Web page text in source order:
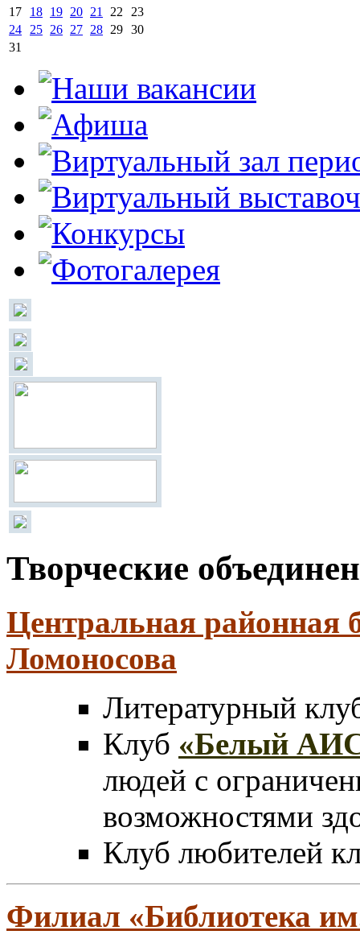
17
18 19 20 21 22
23
24
25 26 27 28 29 30
31
Творческие
Центральная районная
Ломоносова
Литературный
Клуб «Белый
людей с
возможностями
Клуб любителей
Филиал «Библиотека